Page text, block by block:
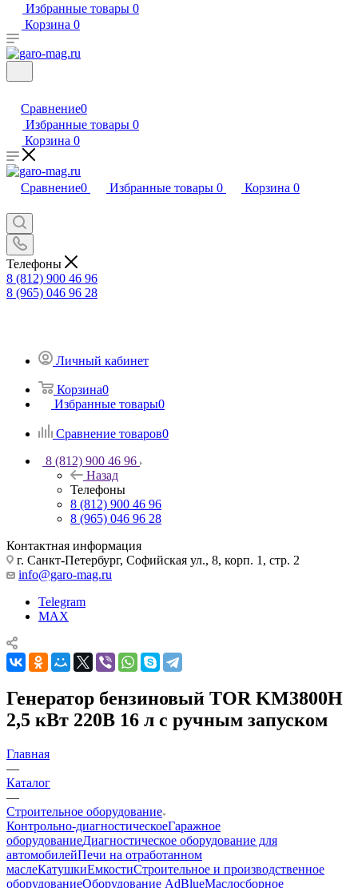
Избранные товары 0
Корзина 0
Сравнение0
Избранные товары 0
Корзина 0
Сравнение0 Избранные товары 0 Корзина 0
Телефоны
8 (812) 900 46 96
8 (965) 046 96 28
Личный кабинет
Корзина0
Избранные товары0
Сравнение товаров0
8 (812) 900 46 96
Назад
Телефоны
8 (812) 900 46 96
8 (965) 046 96 28
Контактная информация
г. Санкт-Петербург, Софийская ул., 8, корп. 1, стр. 2
info@garo-mag.ru
Telegram
MAX
Генератор бензиновый TOR KM3800H
2,5 кВт 220В 16 л с ручным запуском
Главная
—
Каталог
—
Строительное оборудование
Контрольно-диагностическоеГаражное
оборудованиеДиагностическое оборудование для
автомобилейПечи на отработанном
маслеКатушкиЕмкостиСтроительное и производственное
оборудованиеОборудование AdBlueМаслосборное